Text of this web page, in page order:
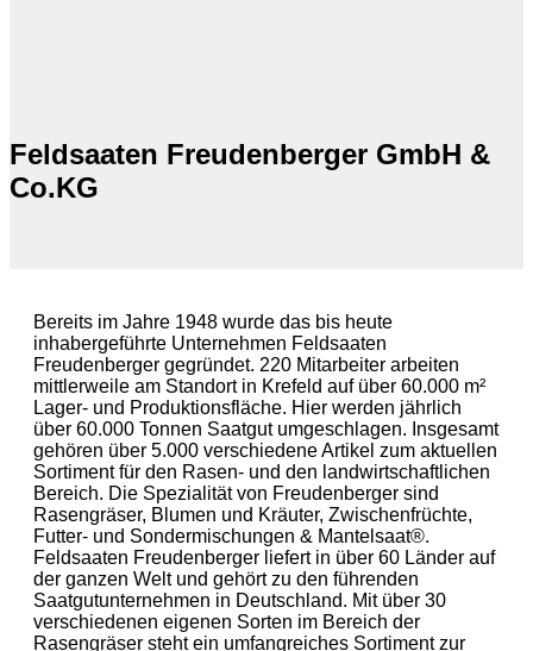
Feldsaaten Freudenberger GmbH &
Co.KG
Bereits im Jahre 1948 wurde das bis heute
inhabergeführte Unternehmen Feldsaaten
Freudenberger gegründet. 220 Mitarbeiter arbeiten
mittlerweile am Standort in Krefeld auf über 60.000 m²
Lager- und Produktionsfläche. Hier werden jährlich
über 60.000 Tonnen Saatgut umgeschlagen. Insgesamt
gehören über 5.000 verschiedene Artikel zum aktuellen
Sortiment für den Rasen- und den landwirtschaftlichen
Bereich. Die Spezialität von Freudenberger sind
Rasengräser, Blumen und Kräuter, Zwischenfrüchte,
Futter- und Sondermischungen & Mantelsaat®.
Feldsaaten Freudenberger liefert in über 60 Länder auf
der ganzen Welt und gehört zu den führenden
Saatgutunternehmen in Deutschland. Mit über 30
verschiedenen eigenen Sorten im Bereich der
Rasengräser steht ein umfangreiches Sortiment zur